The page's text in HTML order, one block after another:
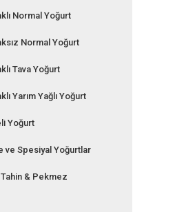
Normal Yoğurt
Normal Yoğurt
Tava Yoğurt
Yarım Yağlı Yoğurt
Yoğurt
ve Spesiyal Yoğurtlar
& Pekmez